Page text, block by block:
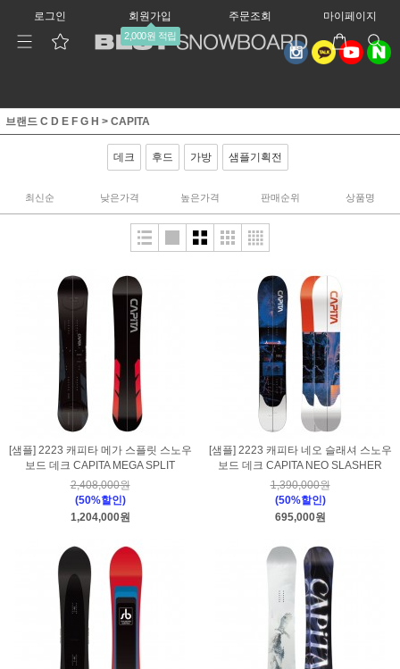
로그인 회원가입
2,000원 적립
주문조회 마이페이지
브랜드 C D E F G H > CAPITA
데크 후드 가방 샘플기획전
최신순 낮은가격 높은가격 판매순위 상품명
[샘플] 2223 캐피타 메가 스플릿 스노우
보드 데크 CAPITA MEGA SPLIT
2,408,000원
(50%할인)
1,204,000원
[샘플] 2223 캐피타 네오 슬래셔 스노우
보드 데크 CAPITA NEO SLASHER
1,390,000원
(50%할인)
695,000원